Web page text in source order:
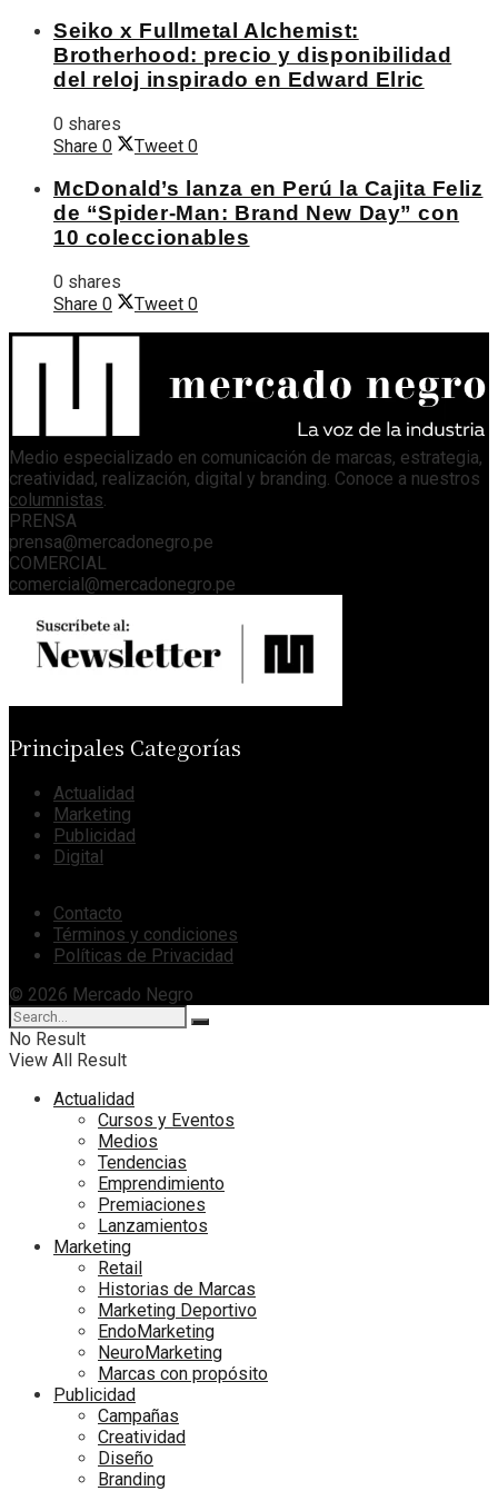
Seiko x Fullmetal Alchemist:
Brotherhood: precio y disponibilidad
del reloj inspirado en Edward Elric
0 shares
Share 0 Tweet 0
McDonald’s lanza en Perú la Cajita Feliz
de “Spider-Man: Brand New Day” con
10 coleccionables
0 shares
Share 0 Tweet 0
Medio especializado en comunicación de marcas, estrategia,
creatividad, realización, digital y branding. Conoce a nuestros
columnistas.
PRENSA
prensa@mercadonegro.pe
COMERCIAL
comercial@mercadonegro.pe
Principales Categorías
Actualidad
Marketing
Publicidad
Digital
Contacto
Términos y condiciones
Políticas de Privacidad
© 2026 Mercado Negro
No Result
View All Result
Actualidad
Cursos y Eventos
Medios
Tendencias
Emprendimiento
Premiaciones
Lanzamientos
Marketing
Retail
Historias de Marcas
Marketing Deportivo
EndoMarketing
NeuroMarketing
Marcas con propósito
Publicidad
Campañas
Creatividad
Diseño
Branding